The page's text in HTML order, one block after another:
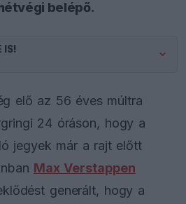
belépő.
IS!
elő az 56 éves múltra
24 óráson, hogy a
jegyek már a rajt előtt
Max Verstappen
generált, hogy a